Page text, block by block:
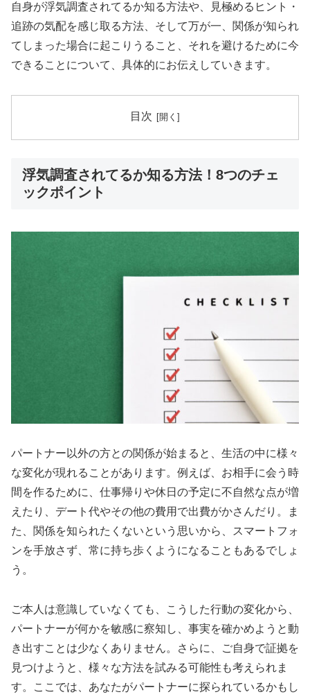
自身が浮気調査されてるか知る方法や、見極めるヒント・
追跡の気配を感じ取る方法、そして万が一、関係が知られ
てしまった場合に起こりうること、それを避けるために今
できることについて、具体的にお伝えしていきます。
目次
浮気調査されてるか知る方法！8つのチェ
ックポイント
パートナー以外の方との関係が始まると、生活の中に様々
な変化が現れることがあります。例えば、お相手に会う時
間を作るために、仕事帰りや休日の予定に不自然な点が増
えたり、デート代やその他の費用で出費がかさんだり。ま
た、関係を知られたくないという思いから、スマートフォ
ンを手放さず、常に持ち歩くようになることもあるでしょ
う。
ご本人は意識していなくても、こうした行動の変化から、
パートナーが何かを敏感に察知し、事実を確かめようと動
き出すことは少なくありません。さらに、ご自身で証拠を
見つけようと、様々な方法を試みる可能性も考えられま
す。ここでは、あなたがパートナーに探られているかもし